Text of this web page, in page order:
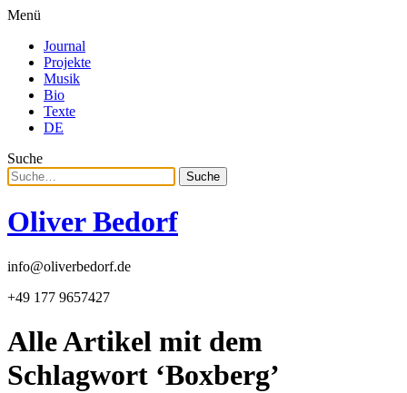
Menü
Journal
Projekte
Musik
Bio
Texte
DE
Suche
Suche
Oliver Bedorf
info@oliverbedorf.de
+49 177 9657427
Alle Artikel mit dem
Schlagwort ‘Boxberg’